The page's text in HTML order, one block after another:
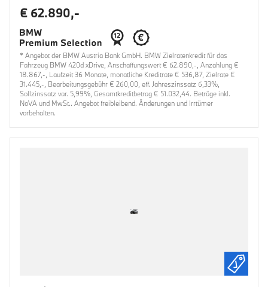
€ 62.890,-
* Angebot der BMW Austria Bank GmbH. BMW Zielratenkredit für das
Fahrzeug BMW 420d xDrive, Anschaffungswert € 62.890,-, Anzahlung €
18.867,-, Laufzeit 36 Monate, monatliche Kreditrate € 536,87, Zielrate €
31.445,-, Bearbeitungsgebühr € 260,00, eff. Jahreszinssatz 6,33%,
Sollzinssatz var. 5,99%, Gesamtkreditbetrag € 51.032,44. Beträge inkl.
NoVA und MwSt.. Angebot freibleibend. Änderungen und Irrtümer
vorbehalten.